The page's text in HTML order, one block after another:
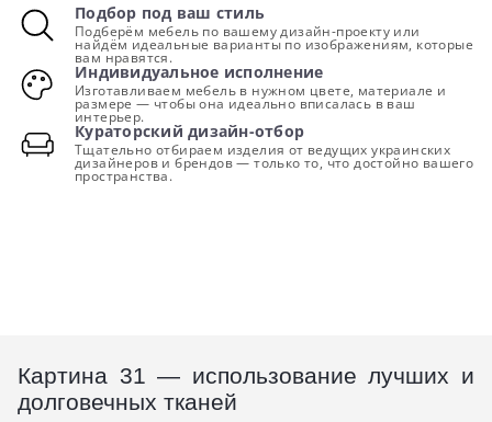
Подбор под ваш стиль
Подберём мебель по вашему дизайн-проекту или
найдём идеальные варианты по изображениям, которые
вам нравятся.
Индивидуальное исполнение
Изготавливаем мебель в нужном цвете, материале и
размере — чтобы она идеально вписалась в ваш
интерьер.
Кураторский дизайн-отбор
Тщательно отбираем изделия от ведущих украинских
дизайнеров и брендов — только то, что достойно вашего
пространства.
Картина 31 — использование лучших и
долговечных тканей